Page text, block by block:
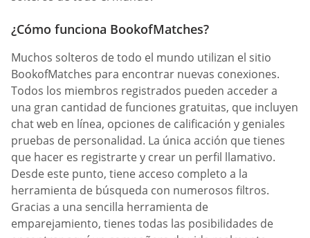
¿Cómo funciona BookofMatches?
Muchos solteros de todo el mundo utilizan el sitio
BookofMatches para encontrar nuevas conexiones.
Todos los miembros registrados pueden acceder a
una gran cantidad de funciones gratuitas, que incluyen
chat web en línea, opciones de calificación y geniales
pruebas de personalidad. La única acción que tienes
que hacer es registrarte y crear un perfil llamativo.
Desde este punto, tiene acceso completo a la
herramienta de búsqueda con numerosos filtros.
Gracias a una sencilla herramienta de
emparejamiento, tienes todas las posibilidades de